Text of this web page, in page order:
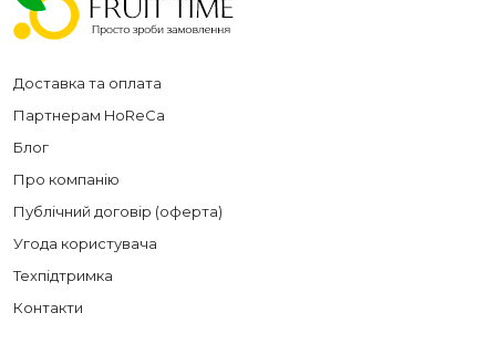
Доставка та оплата
Партнерам HoReCa
Блог
Про компанію
Публічний договір (оферта)
Угода користувача
Техпідтримка
Контакти